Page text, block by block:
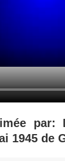
par:
1945 de